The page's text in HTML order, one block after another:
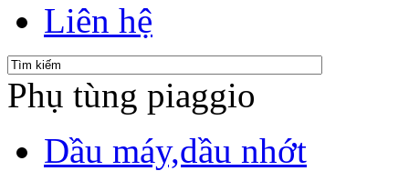
Liên hệ
Phụ tùng piaggio
Dầu máy,dầu nhớt